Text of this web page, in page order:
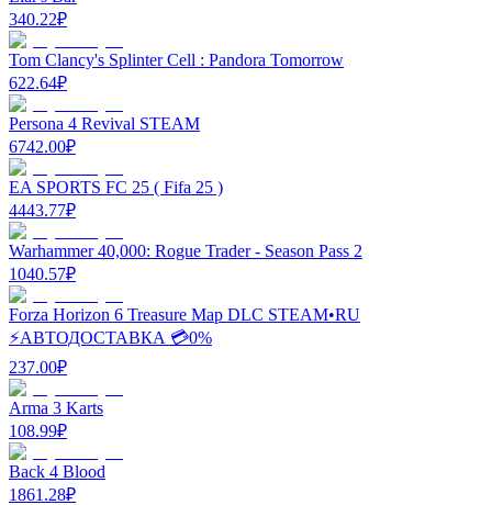
340.22₽
Tom Clancy's Splinter Cell : Pandora Tomorrow
622.64₽
Persona 4 Revival STEAM
6742.00₽
EA SPORTS FC 25 ( Fifa 25 )
4443.77₽
Warhammer 40,000: Rogue Trader - Season Pass 2
1040.57₽
Forza Horizon 6 Treasure Map DLC STEAM•RU
⚡️АВТОДОСТАВКА 💳0%
237.00₽
Arma 3 Karts
108.99₽
Back 4 Blood
1861.28₽